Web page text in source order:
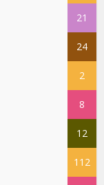
21
24
2
8
12
112